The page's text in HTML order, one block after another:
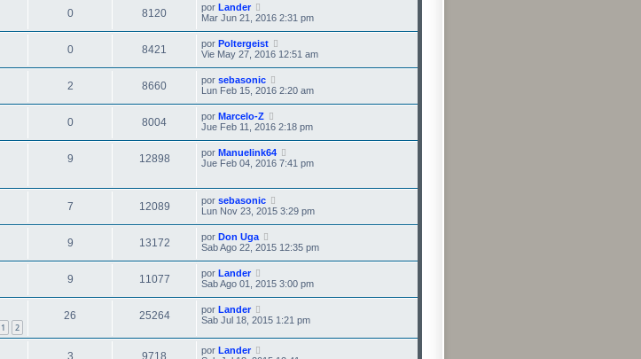
0 8120 por Lander
Mar Jun 21, 2016 2:31 pm
0 8421 por Poltergeist
Vie May 27, 2016 12:51 am
2 8660 por sebasonic
Lun Feb 15, 2016 2:20 am
0 8004 por Marcelo-Z
Jue Feb 11, 2016 2:18 pm
9 12898 por Manuelink64
Jue Feb 04, 2016 7:41 pm
7 12089 por sebasonic
Lun Nov 23, 2015 3:29 pm
9 13172 por Don Uga
Sab Ago 22, 2015 12:35 pm
9 11077 por Lander
Sab Ago 01, 2015 3:00 pm
1 2
26 25264 por Lander
Sab Jul 18, 2015 1:21 pm
3 9718 por Lander